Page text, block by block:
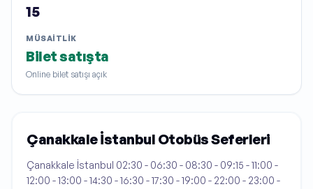
15
MÜSAITLIK
Bilet satışta
Online bilet satışı açık
Çanakkale İstanbul Otobüs Seferleri
Çanakkale İstanbul 02:30 - 06:30 - 08:30 - 09:15 - 11:00 -
12:00 - 13:00 - 14:30 - 16:30 - 17:30 - 19:00 - 22:00 - 23:00 -